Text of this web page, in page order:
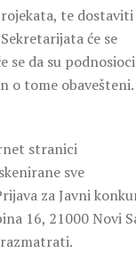
te dostaviti
će se
se da su podnosioci
o tome obavešteni.
stranici
sve
za Javni
16, 21000 Novi